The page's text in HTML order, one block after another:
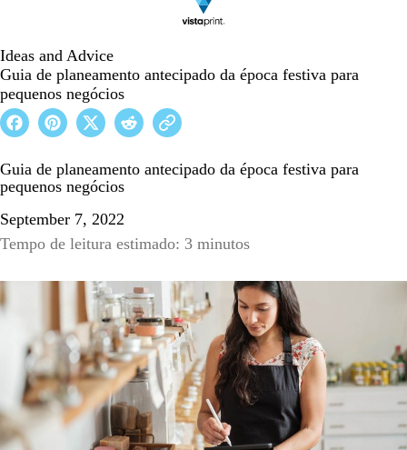
Ideas and Advice
Guia de planeamento antecipado da época festiva para
pequenos negócios
Guia de planeamento antecipado da época festiva para
pequenos negócios
September 7, 2022
Tempo de leitura estimado: 3 minutos